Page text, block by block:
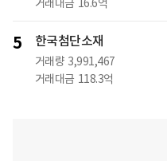
거래대금 16.6억
5 한국첨단소재
거래량 3,991,467
거래대금 118.3억